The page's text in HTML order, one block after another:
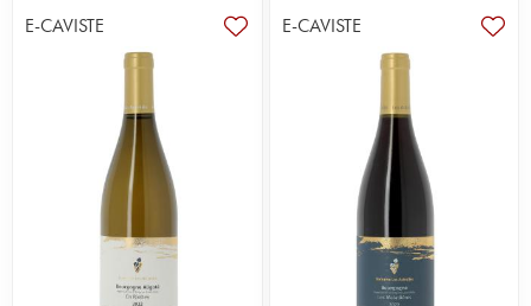
hectares de vignes en Côte de Nuits, à Gevrey-
Chambertin. Ils placent alors Julien Millet en tant
que vinificateur et Alex Debruère à la cuverie. En
plus des 11,7 hectares du domaine, quelques
achats de raisins sont effectués, cela leur permet
de composer une grande gamme comprenant 39
vins. Chaque vin représente donc un lieu-dit, un
terroir. Le travail à la vigne comme en cave est
donc soigné : respect de la vigne, tri effectué à la
vigne et en cuverie, l'extraction se fait par infusion,
des méthodes peu interventionnistes sont utilisées
en cave... La construction d'une nouvelle cuverie
E-CAVISTE E-CAVISTE